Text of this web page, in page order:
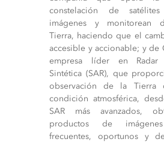
constelación de
imágenes y monitorean
Tierra, haciendo que el
accesible y accionable; y de
empresa líder en Radar
Sintética (SAR), que
observación de la Tierra
condición atmosférica,
SAR más avanzados,
productos de
frecuentes, oportunos y